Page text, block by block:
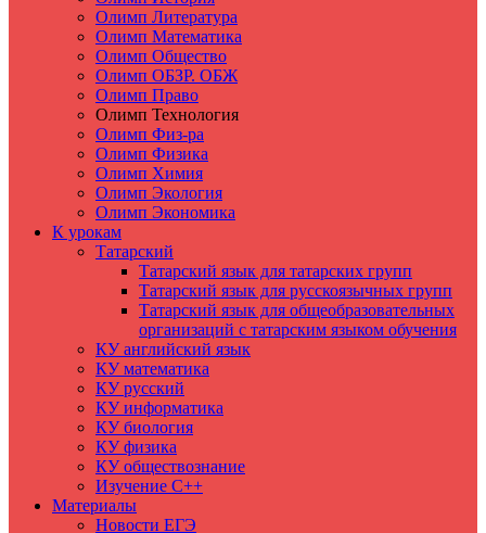
Олимп Литература
Олимп Математика
Олимп Общество
Олимп ОБЗР. ОБЖ
Олимп Право
Олимп Технология
Олимп Физ-ра
Олимп Физика
Олимп Химия
Олимп Экология
Олимп Экономика
К урокам
Татарский
Татарский язык для татарских групп
Татарский язык для русскоязычных групп
Татарский язык для общеобразовательных
организаций с татарским языком обучения
КУ английский язык
КУ математика
КУ русский
КУ информатика
КУ биология
КУ физика
КУ обществознание
Изучение C++
Материалы
Новости ЕГЭ